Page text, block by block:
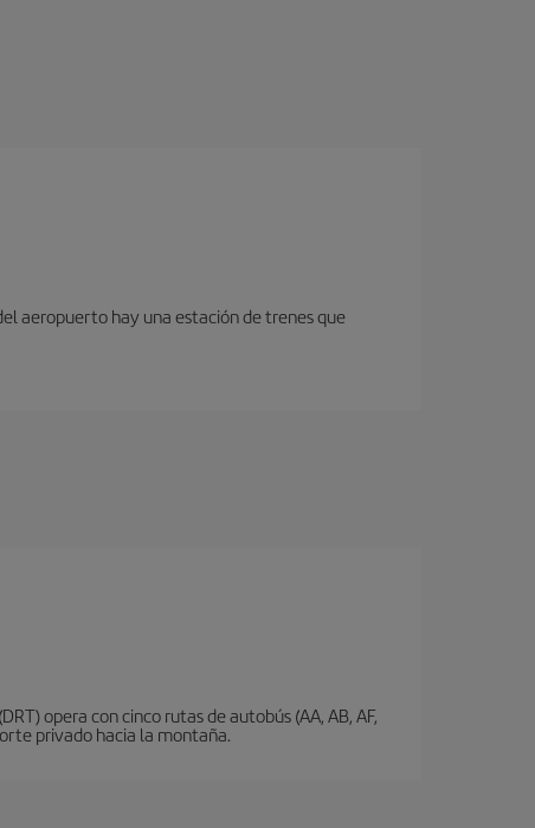
aeropuerto hay una estación de trenes que
opera con cinco rutas de autobús (AA, AB, AF,
privado hacia la montaña.